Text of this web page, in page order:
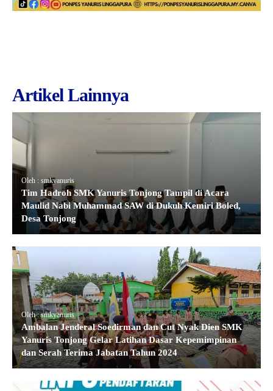
Artikel Lainnya
Oleh : smkyanuris
Tim Hadroh SMK Yanuris Tonjong Tampil di Acara
Maulid Nabi Muhammad SAW di Dukuh Kemiri Boled,
Desa Tonjong
Oleh : smkyanuris
Ambalan Jenderal Soedirman dan Cut Nyak Dien SMK
Yanuris Tonjong Gelar Latihan Dasar Kepemimpinan
dan Serah Terima Jabatan Tahun 2024